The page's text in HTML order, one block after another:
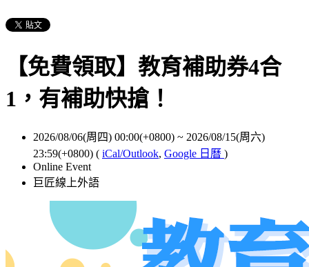
【免費領取】教育補助券4合
1，有補助快搶！
2026/08/06(周四) 00:00(+0800) ~ 2026/08/15(周六)
23:59(+0800) ( iCal/Outlook, Google 日曆 )
Online Event
巨匠線上外語